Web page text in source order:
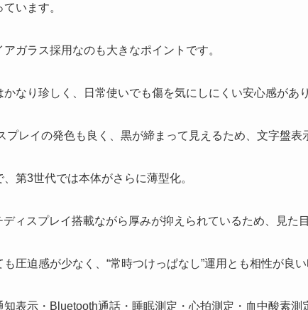
います。
アガラス採用なのも大きなポイントです。
かなり珍しく、日常使いでも傷を気にしにくい安心感があり
プレイの発色も良く、黒が締まって見えるため、文字盤表
第3世代では本体がさらに薄型化。
ィスプレイ搭載ながら厚みが抑えられているため、見た
圧迫感が少なく、“常時つけっぱなし”運用とも相性が良い
知表示・Bluetooth通話・睡眠測定・心拍測定・血中酸素